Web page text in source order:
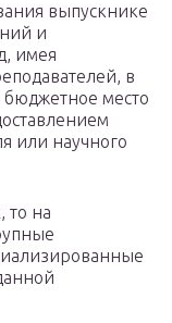
выпускнике
и
имея
в
место
или научного
то на